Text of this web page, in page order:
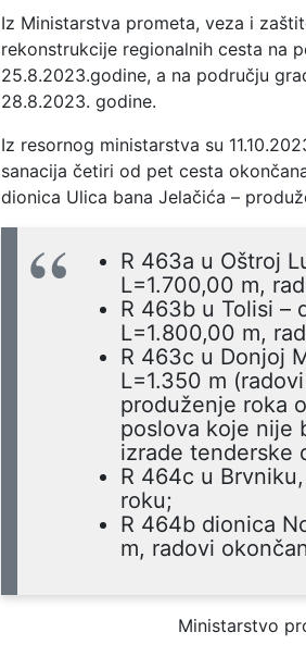
Iz Ministarstva prometa, veza i
rekonstrukcije regionalnih cesta na
25.8.2023.godine, a na području
28.8.2023. godine.
Iz resornog ministarstva su
sanacija četiri od pet cesta
dionica Ulica bana Jelačića –
R 463a u Oštroj
L=1.700,00 m,
R 463b u Tolisi –
L=1.800,00 m,
R 463c u Donjoj
L=1.350 m
produženje roka
poslova koje nije
izrade tenderske
R 464c u
roku;
R 464b dionica
m, radovi
Ministarstvo